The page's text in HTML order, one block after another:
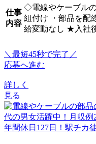
仕事
内容
◇電線やケーブル
組付け ・部品を配
給変動なし ★入社
＼最短45秒で完了／
応募へ進む
詳しく
見る